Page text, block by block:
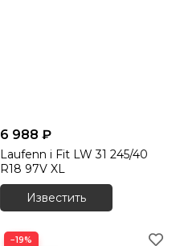
6 988 ₽
Laufenn i Fit LW 31 245/40
R18 97V XL
Известить
−19%